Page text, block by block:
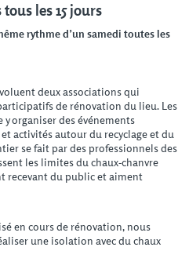
les 15 jours
rythme d’un samedi toutes les
deux associations qui
de rénovation du lieu. Les
organiser des événements
activités autour du recyclage et du
se fait par des professionnels des
les limites du chaux-chanvre
recevant du public et aiment
en cours de rénovation, nous
une isolation avec du chaux